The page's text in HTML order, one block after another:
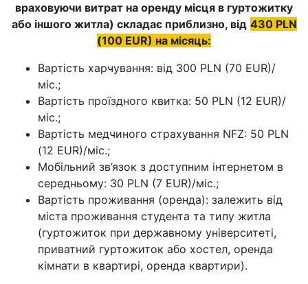
враховуючи витрат на оренду місця в гуртожитку
або іншого житла) складає приблизно, від 430 PLN
(100 EUR) на місяць:
Вартість харчування: від 300 PLN (70 EUR)/
міс.;
Вартість проїздного квитка: 50 PLN (12 EUR)/
міс.;
Вартість медчиного страхування NFZ: 50 PLN
(12 EUR)/міс.;
Мобільний зв’язок з доступним інтернетом в
середньому: 30 PLN (7 EUR)/міс.;
Вартість проживання (оренда): залежить від
міста проживання студента та типу житла
(гуртожиток при державному університеті,
приватний гуртожиток або хостел, оренда
кімнати в квартирі, оренда квартири).